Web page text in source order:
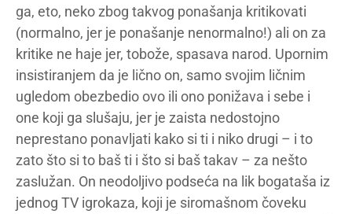
ga, eto, neko zbog takvog ponašanja kritikovati
(normalno, jer je ponašanje nenormalno!) ali on za
kritike ne haje jer, tobože, spasava narod. Upornim
insistiranjem da je lično on, samo svojim ličnim
ugledom obezbedio ovo ili ono ponižava i sebe i
one koji ga slušaju, jer je zaista nedostojno
neprestano ponavljati kako si ti i niko drugi – i to
zato što si to baš ti i što si baš takav – za nešto
zaslužan. On neodoljivo podseća na lik bogataša iz
jednog TV igrokaza, koji je siromašnom čoveku